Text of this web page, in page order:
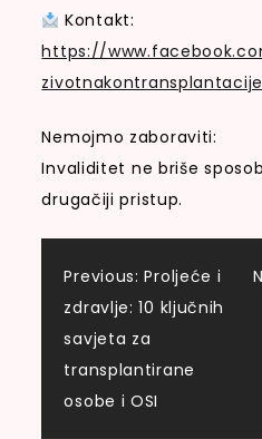
Kontakt:
https://
Nemojmo zaboraviti:
Invaliditet ne briše
drugačiji pristup.
objava
Previous: Proljeće i
zdravlje: 10 ključnih
savjeta za
transplantirane
osobe i OSI